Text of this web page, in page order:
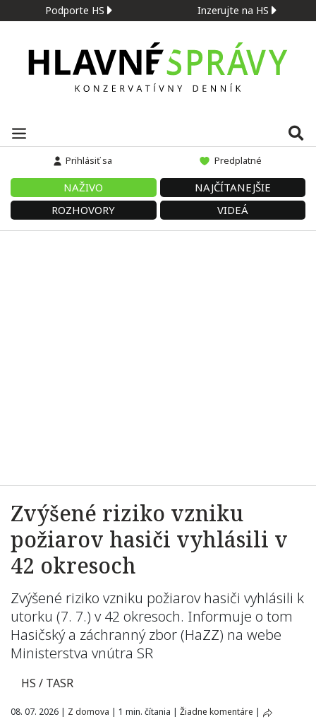
Podporte HS Inzerujte na HS
Prihlásiť sa Predplatné
NAŽIVO
NAJČÍTANEJŠIE
ROZHOVORY
VIDEÁ
Zvýšené riziko vzniku
požiarov hasiči vyhlásili v
42 okresoch
Zvýšené riziko vzniku požiarov hasiči vyhlásili k
utorku (7. 7.) v 42 okresoch. Informuje o tom
Hasičský a záchranný zbor (HaZZ) na webe
Ministerstva vnútra SR
HS / TASR
08. 07. 2026 | Z domova | 1 min. čítania | Žiadne komentáre |